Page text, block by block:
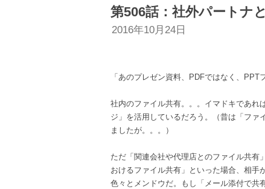
第506話：社外パートナ
2016年10月24日
「あのプレゼン資料、PDFではなく、PPT
社内のファイル共有。。。イマドキであれ
ジ」を活用しているだろう。（昔は「ファ
ましたが。。。）
ただ「関連会社や代理店とのファイル共有
おけるファイル共有」といった場合、相手
色々とメンドウだ。もし「メール添付で共